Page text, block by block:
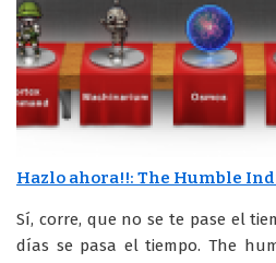
Hazlo ahora!!: The Humble
Sí, corre, que no se te pase el
días se pasa el tiempo. The